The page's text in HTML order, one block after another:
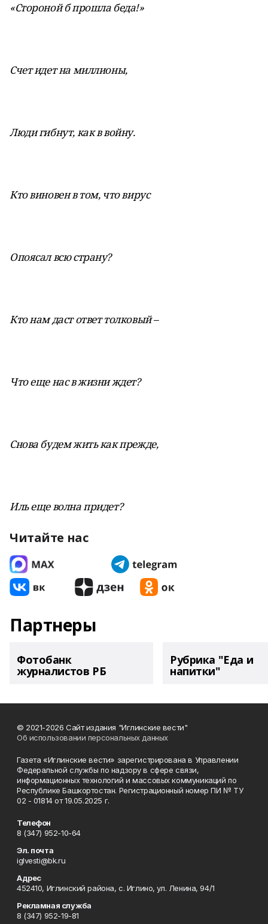
«Стороной б прошла беда!»
Счет идет на миллионы,
Люди гибнут, как в войну.
Кто виновен в том, что вирус
Опоясал всю страну?
Кто нам даст ответ толковый –
Что еще нас в жизни ждет?
Снова будем жить как прежде,
Иль еще волна придет?
Читайте нас
Партнеры
Фотобанк
журналистов РБ
Рубрика "Еда и
напитки"
© 2021-2026 Сайт издания "Иглинские вести"
Об использовании персональных данных
Газета «Иглинские вести» зарегистрирована в Управлении
Федеральной службы по надзору в сфере связи,
информационных технологий и массовых коммуникаций по
Республике Башкортостан. Регистрационный номер ПИ № ТУ
02 - 01814 от 19.05.2025 г.
Телефон
8 (347) 952-10-64
Эл. почта
iglvesti@bk.ru
Адрес
452410, Иглинский района, с. Иглино, ул. Ленина, 94/1
Рекламная служба
8 (347) 952-19-81